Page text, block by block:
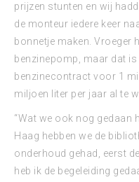
prijzen stunten en wij
de monteur iedere keer
bonnetje maken. Vroeger
benzinepomp, maar dat
benzinecontract voor 1
miljoen liter per jaar al te
“Wat we ook nog gedaan
Haag hebben we de
onderhoud gehad, eerst
heb ik de begeleiding